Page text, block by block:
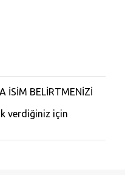
İSİM BELİRTMENİZİ
verdiğiniz için